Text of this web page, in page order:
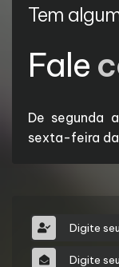
Tem
Fale
De segunda
sexta-feira